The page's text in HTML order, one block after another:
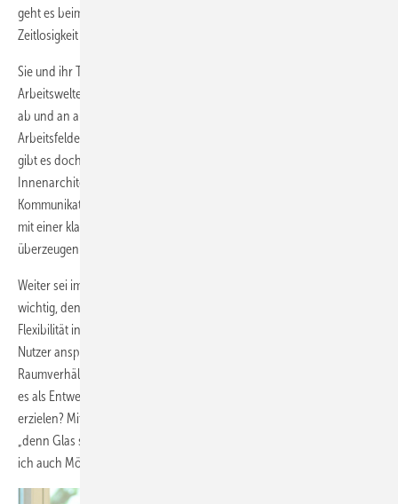
geht es beim Entwurf und der Planung um Ästhetik sowie um
Zeitlosigkeit und um eine hohe Funktionalität.“
Sie und ihr Team realisieren schwerpunktmäßig Büro- und
Arbeitswelten sowie Hotels, Kliniken, Showrooms und Retailstores und
ab und an auch Wohnbauten. Obwohl es sich bei diesen
Arbeitsfeldern um ganz unterschiedliche Aufgabenstellungen handelt,
gibt es doch einige Konstanten, die für alle gelten, wie die
Innenarchitektin unterstreicht: „Es handelt sich um Räume, die für
Kommunikation und Konzentration optimiert werden müssen und die
mit einer klaren Gestaltung und einem unverwechselbaren Charakter
überzeugen sollen.“
Weiter sei immer auch ein kluger Umgang mit den Räumlichkeiten
wichtig, den Perspektiven im Raum sowie gutes Licht und eine
Flexibilität in der Nutzung. Falkenberg: „Helle, weite Räume sind für die
Nutzer ansprechend. Gerade bei Sanierungen und vorgegebenen
Raumverhältnissen stellt sich deshalb häufig die Frage: Wie schaffe ich
es als Entwerferin, auch bei kleinen Räume eine großzügige Wirkung zu
erzielen? Mit Glas und Transparenz geht das sehr gut“, so Falkenberg,
„denn Glas schafft Weite, wenn man es richtig macht. Weiter schätze
ich auch Möbel aus Glas, da diese sich zurücknehmen.“